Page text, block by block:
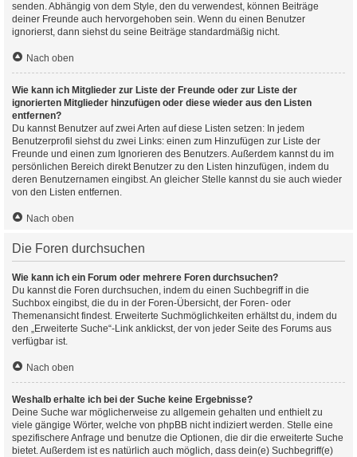
senden. Abhängig von dem Style, den du verwendest, können Beiträge
deiner Freunde auch hervorgehoben sein. Wenn du einen Benutzer
ignorierst, dann siehst du seine Beiträge standardmäßig nicht.
Nach oben
Wie kann ich Mitglieder zur Liste der Freunde oder zur Liste der
ignorierten Mitglieder hinzufügen oder diese wieder aus den Listen
entfernen?
Du kannst Benutzer auf zwei Arten auf diese Listen setzen: In jedem
Benutzerprofil siehst du zwei Links: einen zum Hinzufügen zur Liste der
Freunde und einen zum Ignorieren des Benutzers. Außerdem kannst du im
persönlichen Bereich direkt Benutzer zu den Listen hinzufügen, indem du
deren Benutzernamen eingibst. An gleicher Stelle kannst du sie auch wieder
von den Listen entfernen.
Nach oben
Die Foren durchsuchen
Wie kann ich ein Forum oder mehrere Foren durchsuchen?
Du kannst die Foren durchsuchen, indem du einen Suchbegriff in die
Suchbox eingibst, die du in der Foren-Übersicht, der Foren- oder
Themenansicht findest. Erweiterte Suchmöglichkeiten erhältst du, indem du
den „Erweiterte Suche“-Link anklickst, der von jeder Seite des Forums aus
verfügbar ist.
Nach oben
Weshalb erhalte ich bei der Suche keine Ergebnisse?
Deine Suche war möglicherweise zu allgemein gehalten und enthielt zu
viele gängige Wörter, welche von phpBB nicht indiziert werden. Stelle eine
spezifischere Anfrage und benutze die Optionen, die dir die erweiterte Suche
bietet. Außerdem ist es natürlich auch möglich, dass dein(e) Suchbegriff(e)